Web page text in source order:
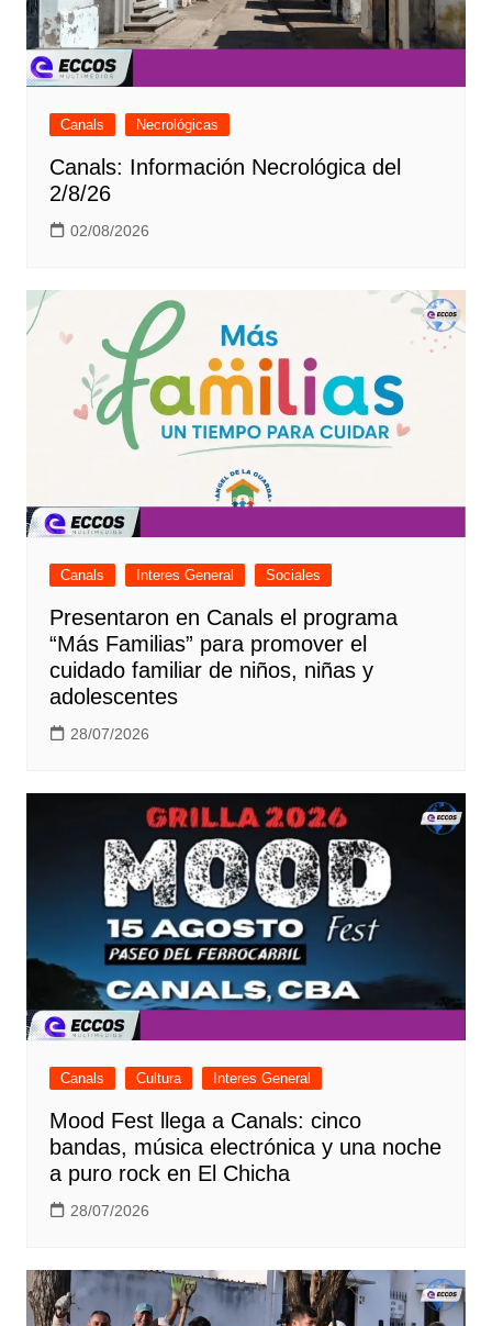
Canals Necrológicas
Canals: Información Necrológica del
2/8/26
02/08/2026
Canals Interes General Sociales
Presentaron en Canals el programa
“Más Familias” para promover el
cuidado familiar de niños, niñas y
adolescentes
28/07/2026
Canals Cultura Interes General
Mood Fest llega a Canals: cinco
bandas, música electrónica y una noche
a puro rock en El Chicha
28/07/2026